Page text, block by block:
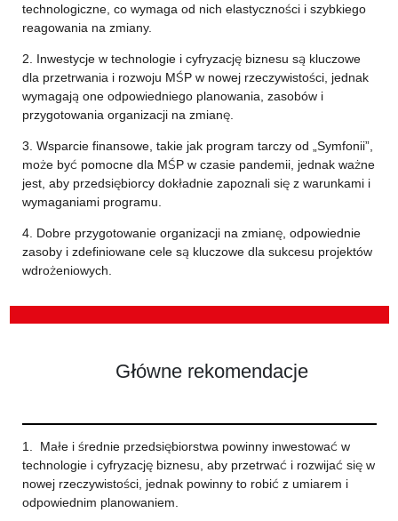
technologiczne, co wymaga od nich elastyczności i szybkiego
reagowania na zmiany.
2. Inwestycje w technologie i cyfryzację biznesu są kluczowe
dla przetrwania i rozwoju MŚP w nowej rzeczywistości, jednak
wymagają one odpowiedniego planowania, zasobów i
przygotowania organizacji na zmianę.
3. Wsparcie finansowe, takie jak program tarczy od „Symfonii”,
może być pomocne dla MŚP w czasie pandemii, jednak ważne
jest, aby przedsiębiorcy dokładnie zapoznali się z warunkami i
wymaganiami programu.
4. Dobre przygotowanie organizacji na zmianę, odpowiednie
zasoby i zdefiniowane cele są kluczowe dla sukcesu projektów
wdrożeniowych.
Główne rekomendacje
1. Małe i średnie przedsiębiorstwa powinny inwestować w
technologie i cyfryzację biznesu, aby przetrwać i rozwijać się w
nowej rzeczywistości, jednak powinny to robić z umiarem i
odpowiednim planowaniem.